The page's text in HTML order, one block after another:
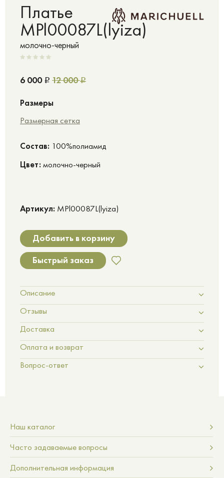
Платье
MPl00087L(lyiza)
молочно-черный
6 000 Р 12 000Р
Размеры
Размерная сетка
Cостав: 100%полиамид
Цвет: молочно-черный
Артикул: MPl00087L(lyiza)
Добавить в корзину
Быстрый заказ
Описание
Отзывы
Доставка
Оплата и возврат
Вопрос-ответ
Наш каталог
Часто задаваемые вопросы
Дополнительная информация